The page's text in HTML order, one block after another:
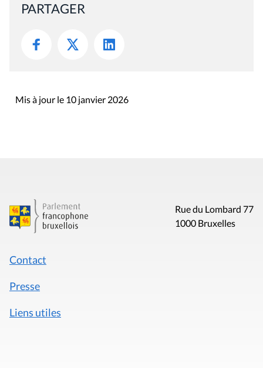
PARTAGER
Mis à jour le 10 janvier 2026
Rue du Lombard 77
1000 Bruxelles
Contact
Presse
Liens utiles